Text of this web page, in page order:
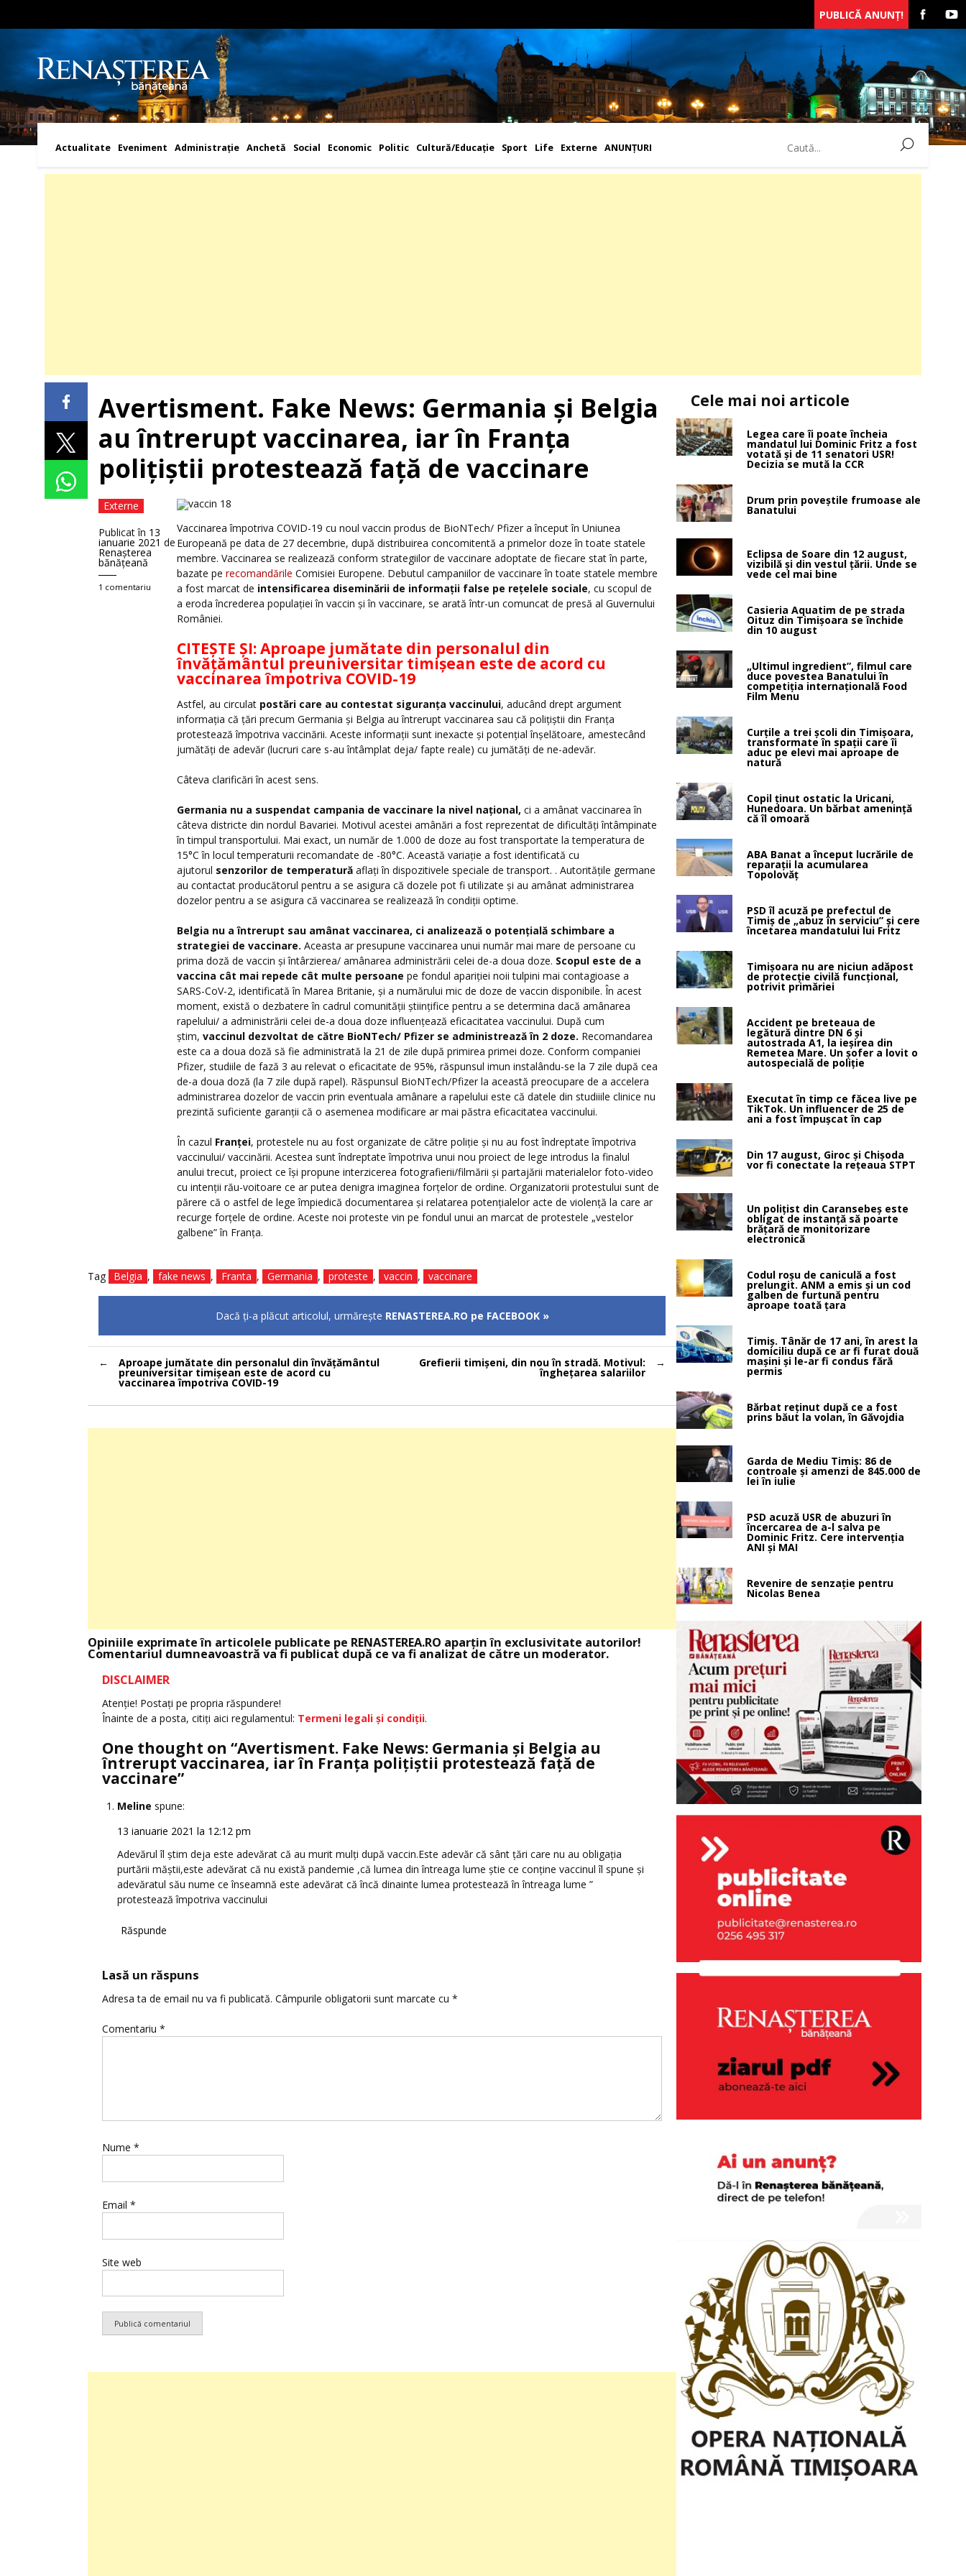
PUBLICĂ ANUNȚ!
Actualitate Eveniment Administraţie Anchetă Social Economic Politic Cultură/Educaţie Sport Life Externe ANUNȚURI
Avertisment. Fake News: Germania și Belgia
au întrerupt vaccinarea, iar în Franța
polițiștii protestează față de vaccinare
Externe
Publicat în 13
ianuarie 2021 de
Renaşterea
bănăţeană
1 comentariu
Vaccinarea împotriva COVID-19 cu noul vaccin produs de BioNTech/ Pfizer a început în Uniunea
Europeană pe data de 27 decembrie, după distribuirea concomitentă a primelor doze în toate statele
membre. Vaccinarea se realizează conform strategiilor de vaccinare adoptate de fiecare stat în parte,
bazate pe recomandările Comisiei Europene. Debutul campaniilor de vaccinare în toate statele membre
a fost marcat de intensificarea diseminării de informații false pe rețelele sociale, cu scopul de
a eroda încrederea populației în vaccin și în vaccinare, se arată într-un comuncat de presă al Guvernului
României.
CITEȘTE ȘI:Aproape jumătate din personalul din
învățământul preuniversitar timișean este de acord cu
vaccinarea împotriva COVID-19
Astfel, au circulat postări care au contestat siguranța vaccinului, aducând drept argument
informația că țări precum Germania și Belgia au întrerupt vaccinarea sau că polițiștii din Franța
protestează împotriva vaccinării. Aceste informații sunt inexacte și potențial înșelătoare, amestecând
jumătăți de adevăr (lucruri care s-au întâmplat deja/ fapte reale) cu jumătăți de ne-adevăr.
Câteva clarificări în acest sens.
Germania nu a suspendat campania de vaccinare la nivel național, ci a amânat vaccinarea în
câteva districte din nordul Bavariei. Motivul acestei amânări a fost reprezentat de dificultăți întâmpinate
în timpul transportului. Mai exact, un număr de 1.000 de doze au fost transportate la temperatura de
15°C în locul temperaturii recomandate de -80°C. Această variație a fost identificată cu
ajutorul senzorilor de temperatură aflați în dispozitivele speciale de transport. . Autoritățile germane
au contactat producătorul pentru a se asigura că dozele pot fi utilizate și au amânat administrarea
dozelor pentru a se asigura că vaccinarea se realizează în condiții optime.
Belgia nu a întrerupt sau amânat vaccinarea, ci analizează o potențială schimbare a
strategiei de vaccinare. Aceasta ar presupune vaccinarea unui număr mai mare de persoane cu
prima doză de vaccin și întârzierea/ amânarea administrării celei de-a doua doze. Scopul este de a
vaccina cât mai repede cât multe persoane pe fondul apariției noii tulpini mai contagioase a
SARS-CoV-2, identificată în Marea Britanie, și a numărului mic de doze de vaccin disponibile. În acest
moment, există o dezbatere în cadrul comunității științifice pentru a se determina dacă amânarea
rapelului/ a administrării celei de-a doua doze influențează eficacitatea vaccinului. După cum
știm, vaccinul dezvoltat de către BioNTech/ Pfizer se administrează în 2 doze. Recomandarea
este ca a doua doză să fie administrată la 21 de zile după primirea primei doze. Conform companiei
Pfizer, studiile de fază 3 au relevat o eficacitate de 95%, răspunsul imun instalându-se la 7 zile după cea
de-a doua doză (la 7 zile după rapel). Răspunsul BioNTech/Pfizer la această preocupare de a accelera
administrarea dozelor de vaccin prin eventuala amânare a rapelului este că datele din studiiile clinice nu
prezintă suficiente garanții că o asemenea modificare ar mai păstra eficacitatea vaccinului.
În cazul Franței, protestele nu au fost organizate de către poliție și nu au fost îndreptate împotriva
vaccinului/ vaccinării. Acestea sunt îndreptate împotriva unui nou proiect de lege introdus la finalul
anului trecut, proiect ce își propune interzicerea fotografierii/filmării și partajării materialelor foto-video
cu intenții rău-voitoare ce ar putea denigra imaginea forțelor de ordine. Organizatorii protestului sunt de
părere că o astfel de lege împiedică documentarea și relatarea potențialelor acte de violență la care ar
recurge forțele de ordine. Aceste noi proteste vin pe fondul unui an marcat de protestele „vestelor
galbene” în Franța.
Tag Belgia , fake news , Franta , Germania , proteste , vaccin , vaccinare
Dacă ţi-a plăcut articolul, urmăreşte RENASTEREA.RO pe FACEBOOK »
Navigare
în
articole
Aproape jumătate din personalul din învățământul
preuniversitar timișean este de acord cu
vaccinarea împotriva COVID-19
Grefierii timișeni, din nou în stradă. Motivul:
îngheţarea salariilor
Opiniile exprimate în articolele publicate pe RENASTEREA.RO aparţin în exclusivitate autorilor!
Comentariul dumneavoastră va fi publicat după ce va fi analizat de către un moderator.
DISCLAIMER
Atenţie! Postaţi pe propria răspundere!
Înainte de a posta, citiţi aici regulamentul: Termeni legali şi condiţii.
One thought on “Avertisment. Fake News: Germania și Belgia au
întrerupt vaccinarea, iar în Franța polițiștii protestează față de
vaccinare”
Meline spune:
13 ianuarie 2021 la 12:12 pm
Adevărul îl știm deja este adevărat că au murit mulți după vaccin.Este adevăr că sânt țări care nu au obligația
purtării măștii,este adevărat că nu există pandemie ,că lumea din întreaga lume știe ce conține vaccinul îl spune și
adevăratul său nume ce înseamnă este adevărat că încă dinainte lumea protestează în întreaga lume ”
protestează împotriva vaccinului
Răspunde
Lasă un răspuns
Adresa ta de email nu va fi publicată. Câmpurile obligatorii sunt marcate cu *
Comentariu *
Nume *
Email *
Site web
Cele mai noi articole
Legea care îi poate încheia
mandatul lui Dominic Fritz a fost
votată și de 11 senatori USR!
Decizia se mută la CCR
Drum prin poveştile frumoase ale
Banatului
Eclipsa de Soare din 12 august,
vizibilă și din vestul țării. Unde se
vede cel mai bine
Casieria Aquatim de pe strada
Oituz din Timișoara se închide
din 10 august
„Ultimul ingredient”, filmul care
duce povestea Banatului în
competiția internațională Food
Film Menu
Curțile a trei școli din Timișoara,
transformate în spații care îi
aduc pe elevi mai aproape de
natură
Copil ținut ostatic la Uricani,
Hunedoara. Un bărbat amenință
că îl omoară
ABA Banat a început lucrările de
reparații la acumularea
Topolovăț
PSD îl acuză pe prefectul de
Timiș de „abuz în serviciu” și cere
încetarea mandatului lui Fritz
Timișoara nu are niciun adăpost
de protecție civilă funcțional,
potrivit primăriei
Accident pe breteaua de
legătură dintre DN 6 și
autostrada A1, la ieșirea din
Remetea Mare. Un șofer a lovit o
autospecială de poliție
Executat în timp ce făcea live pe
TikTok. Un influencer de 25 de
ani a fost împușcat în cap
Din 17 august, Giroc și Chișoda
vor fi conectate la rețeaua STPT
Un polițist din Caransebeș este
obligat de instanță să poarte
brățară de monitorizare
electronică
Codul roșu de caniculă a fost
prelungit. ANM a emis și un cod
galben de furtună pentru
aproape toată țara
Timiș. Tânăr de 17 ani, în arest la
domiciliu după ce ar fi furat două
mașini și le-ar fi condus fără
permis
Bărbat reținut după ce a fost
prins băut la volan, în Găvojdia
Garda de Mediu Timiș: 86 de
controale și amenzi de 845.000 de
lei în iulie
PSD acuză USR de abuzuri în
încercarea de a-l salva pe
Dominic Fritz. Cere intervenția
ANI și MAI
Revenire de senzație pentru
Nicolas Benea